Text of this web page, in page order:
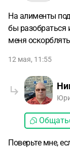
На алименты
бы разобраться
меня
12 мая, 11:55
Поверьте мне,